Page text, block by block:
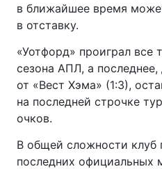
в ближайшее время
в отставку.
«Уотфорд» проиграл все
сезона АПЛ, а
от «Вест Хэма» (1:3),
на последней строчке
очков.
В общей сложности клуб
последних официальных